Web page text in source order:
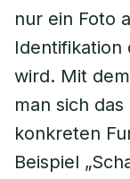
nur ein Foto
Identifikation
wird. Mit
man sich
konkreten
Beispiel